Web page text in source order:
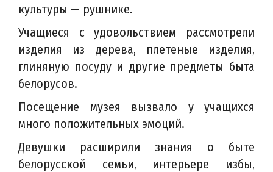
культуры — рушнике.
Учащиеся с удовольствием рассмотрели
изделия из дерева, плетеные изделия,
глиняную посуду и другие предметы быта
белорусов.
Посещение музея вызвало у учащихся
много положительных эмоций.
Девушки расширили знания о быте
белорусской семьи, интерьере избы,